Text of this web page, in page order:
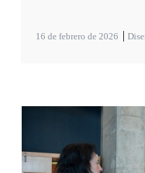
16 de febrero de 2026